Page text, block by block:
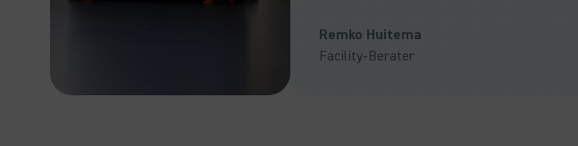
Remko Huitema
Facility-Berater